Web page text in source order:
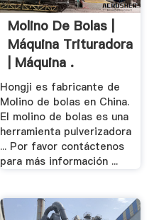
Molino De Bolas |
Máquina Trituradora
| Máquina .
Hongji es fabricante de
Molino de bolas en China.
El molino de bolas es una
herramienta pulverizadora
... Por favor contáctenos
para más información ...